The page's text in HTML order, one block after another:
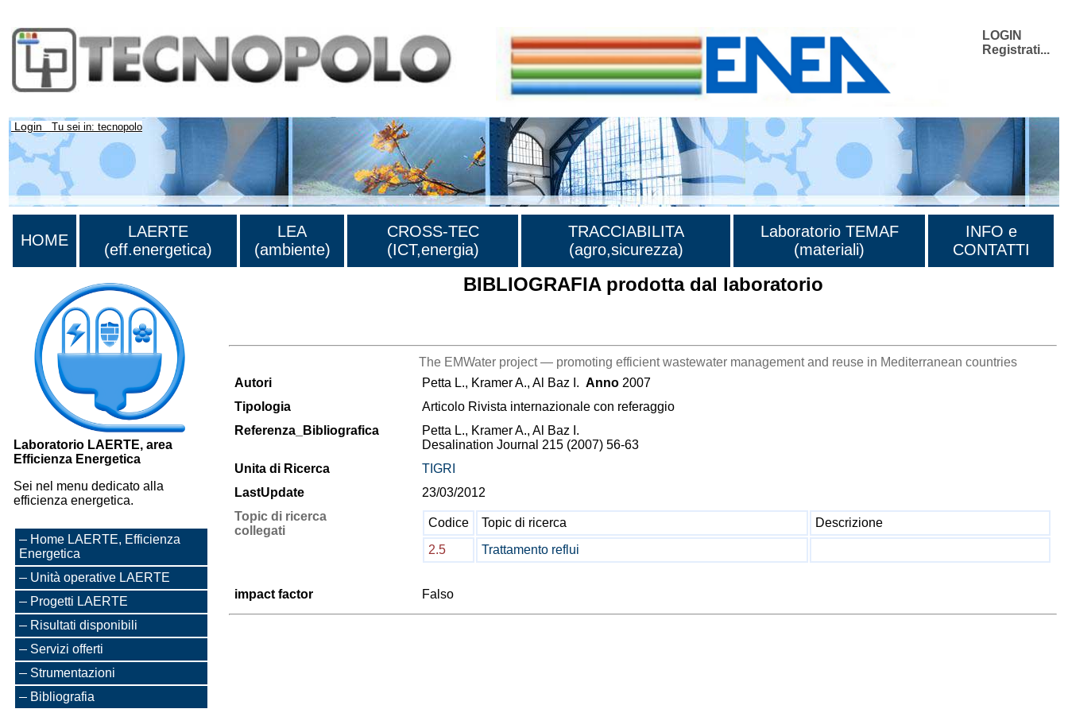
LOGIN
Registrati...
Login Tu sei in: tecnopolo
HOME
LAERTE
(eff.energetica)
LEA
(ambiente)
CROSS-TEC
(ICT,energia)
TRACCIABILITA
(agro,sicurezza)
Laboratorio TEMAF
(materiali)
INFO e
CONTATTI
Laboratorio LAERTE, area
Efficienza Energetica
Sei nel menu dedicato alla
efficienza energetica.
Home LAERTE, Efficienza
Energetica
Unità operative LAERTE
Progetti LAERTE
Risultati disponibili
Servizi offerti
Strumentazioni
Bibliografia
BIBLIOGRAFIA prodotta dal laboratorio
The EMWater project — promoting efficient wastewater management and reuse in Mediterranean countries
Autori
Petta L., Kramer A., Al Baz I. Anno 2007
Tipologia
Articolo Rivista internazionale con referaggio
Referenza_Bibliografica
Petta L., Kramer A., Al Baz I.
Desalination Journal 215 (2007) 56-63
Unita di Ricerca
TIGRI
LastUpdate
23/03/2012
Topic di ricerca
collegati
Codice Topic di ricerca
Descrizione
2.5
Trattamento reflui
impact factor Falso